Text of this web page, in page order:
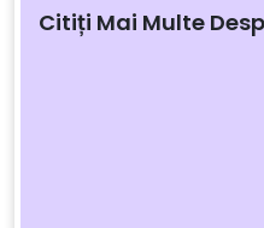
Citiți Mai Multe